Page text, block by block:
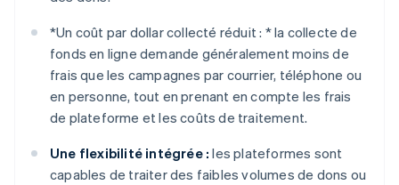
*Un coût par dollar collecté réduit : *la collecte de
fonds en ligne demande généralement moins de
frais que les campagnes par courrier, téléphone ou
en personne, tout en prenant en compte les frais
de plateforme et les coûts de traitement.
Une flexibilité intégrée : les plateformes sont
capables de traiter des faibles volumes de dons ou